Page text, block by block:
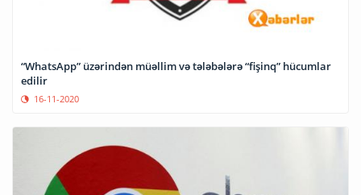
“WhatsApp” üzərindən müəllim və tələbələrə “fişinq” hücumlar
edilir
16-11-2020